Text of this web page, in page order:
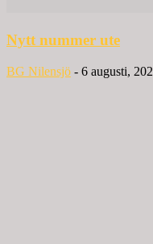
Nytt nummer ute
BG Nilensjö - 6 augusti,